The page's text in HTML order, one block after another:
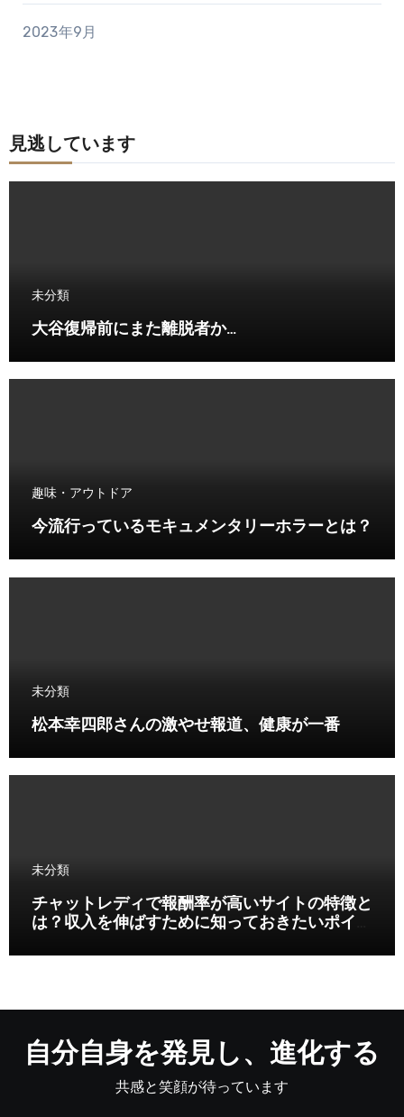
2023年9月
見逃しています
未分類
大谷復帰前にまた離脱者か…
趣味・アウトドア
今流行っているモキュメンタリーホラーとは？
未分類
松本幸四郎さんの激やせ報道、健康が一番
未分類
チャットレディで報酬率が高いサイトの特徴と
は？収入を伸ばすために知っておきたいポイン
自分自身を発見し、進化する
共感と笑顔が待っています